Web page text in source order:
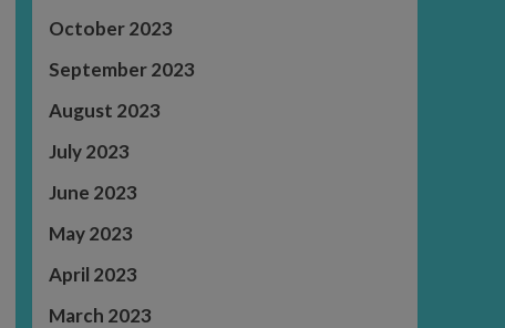
October 2023
September 2023
August 2023
July 2023
June 2023
May 2023
April 2023
March 2023